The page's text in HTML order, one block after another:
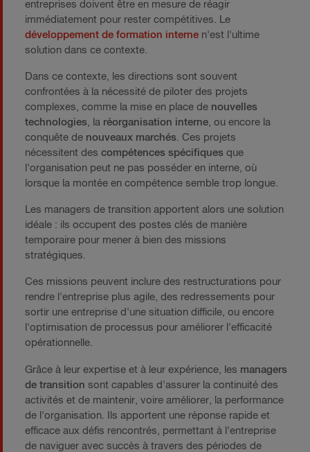
entreprises doivent être en mesure de réagir
immédiatement pour rester compétitives. Le
développement de formation interne n'est l'ultime
solution dans ce contexte.
Dans ce contexte, les directions sont souvent
confrontées à la nécessité de piloter des projets
complexes, comme la mise en place de nouvelles
technologies , la réorganisation interne , ou encore la
conquête de nouveaux marchés . Ces projets
nécessitent des compétences spécifiques que
l'organisation peut ne pas posséder en interne, où
lorsque la montée en compétence semble trop longue.
Les managers de transition apportent alors une solution
idéale : ils occupent des postes clés de manière
temporaire pour mener à bien des missions
stratégiques.
Ces missions peuvent inclure des restructurations pour
rendre l'entreprise plus agile, des redressements pour
sortir une entreprise d'une situation difficile, ou encore
l'optimisation de processus pour améliorer l'efficacité
opérationnelle.
Grâce à leur expertise et à leur expérience, les managers
de transition sont capables d'assurer la continuité des
activités et de maintenir, voire améliorer, la performance
de l'organisation. Ils apportent une réponse rapide et
efficace aux défis rencontrés, permettant à l'entreprise
de naviguer avec succès à travers des périodes de